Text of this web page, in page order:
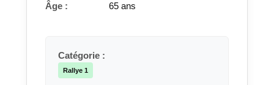
Âge :
65 ans
Catégorie :
Rallye 1